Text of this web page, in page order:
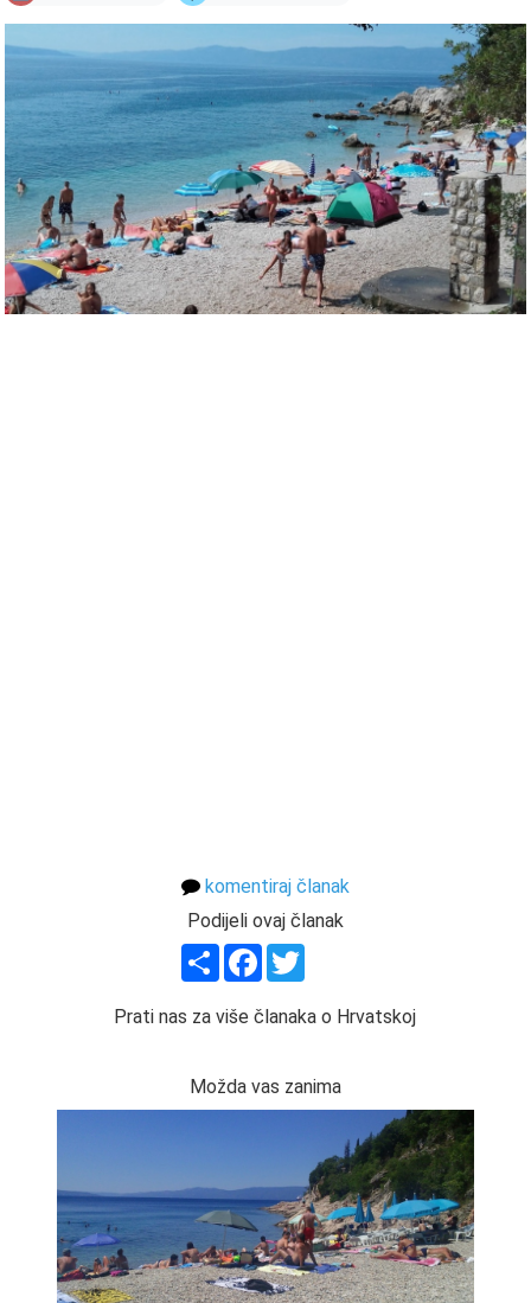
komentiraj članak
Podijeli ovaj članak
ShareFacebook
Prati nas za više članaka o Hrvatskoj
Možda vas zanima